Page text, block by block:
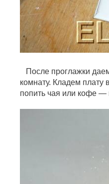
После проглажки
комнату. Кладем плату
попить чая или кофе —